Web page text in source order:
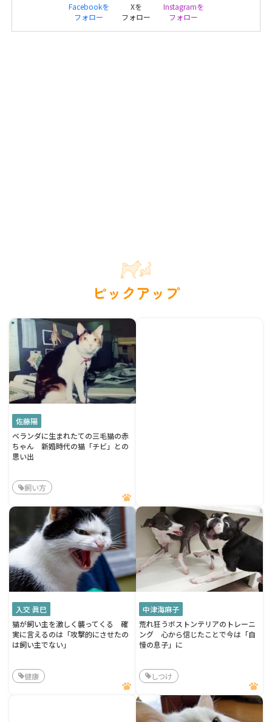
Facebookを
フォロー
Xを
フォロー
Instagramを
フォロー
ピックアップ
佐藤陽
ベランダに生まれたての三毛猫の赤
ちゃん 新婚時代の猫「チビ」との
思い出
飼い方
入交 眞巳
猫が飼い主を激しく襲ってくる 確
実に言えるのは「攻撃的にさせたの
は飼い主でない」
健康
中津海麻子
荒れ狂うボストンテリアのトレーニ
ング 心から信じたことで今は「自
慢の息子」に
しつけ